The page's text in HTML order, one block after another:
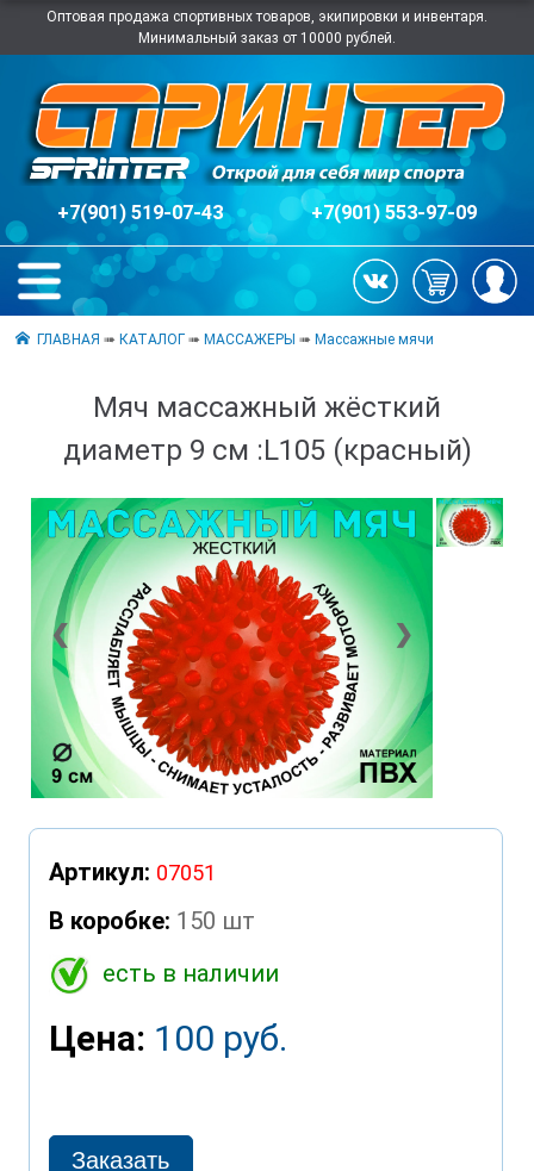
Оптовая продажа спортивных товаров, экипировки и инвентаря.
Минимальный заказ от 10000 рублей.
+7(901) 519-07-43 +7(901) 553-97-09
ГЛАВНАЯ ➠КАТАЛОГ ➠МАССАЖЕРЫ ➠Массажные мячи
Мяч массажный жёсткий
диаметр 9 см :L105 (красный)
❮ ❯
Артикул: 07051
В коробке: 150 шт
есть в наличии
Цена: 100 руб.